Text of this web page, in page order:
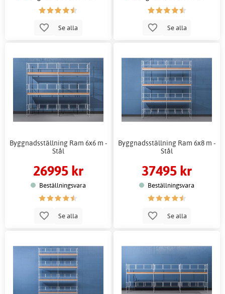
Se alla Se alla
Byggnadsställning Ram 6x6 m -
Stål
26995 kr
Beställningsvara
Se alla
Byggnadsställning Ram 6x8 m -
Stål
37495 kr
Beställningsvara
Se alla